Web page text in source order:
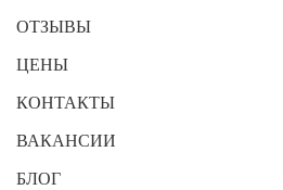
ОТЗЫВЫ
ЦЕНЫ
КОНТАКТЫ
ВАКАНСИИ
БЛОГ